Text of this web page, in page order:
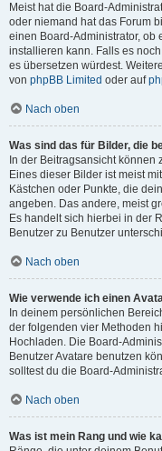
Meist hat die Board-
oder niemand hat das Forum
einen Board-Administrator, ob
installieren kann. Falls es
es übersetzen würdest.
von phpBB Limited oder auf
Nach oben
Was sind das für Bilder, die
In der Beitragsansicht
Eines dieser Bilder ist meist
Kästchen oder Punkte, die
angeben. Das andere, meist
Es handelt sich hierbei in der
Benutzer zu Benutzer
Nach oben
Wie verwende ich einen
In deinem persönlichen
der folgenden vier Methoden
Hochladen. Die Board-
Benutzer Avatare benutzen
solltest du die Board-
Nach oben
Was ist mein Rang und wie